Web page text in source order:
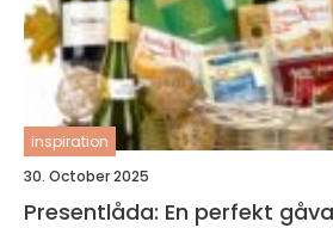
inspiration
30. October 2025
Presentlåda: En perfekt